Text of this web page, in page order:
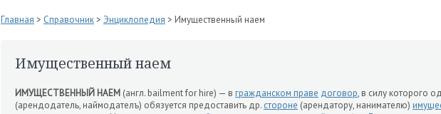
Главная > Справочник> Энциклопедия > Имущественный наем
Имущественный наем
ИМУЩЕСТВЕННЫЙ НАЕМ (англ. bailment for hire) — в гражданском праве договор, в силу которого
(арендодатель, наймодателъ) обязуется предоставить др. стороне (арендатору, нанимателю)